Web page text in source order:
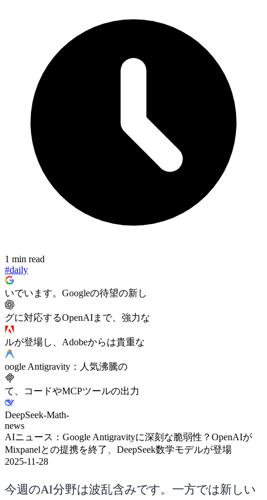
1 min read
#daily
いでいます。Googleの待望の新し
グに対応するOpenAIまで、強力な
ルが登場し、Adobeからは貴重な
oogle Antigravity：人気沸騰の
て、コードやMCPツールの出力
DeepSeek-Math-
news
AIニュース：Google Antigravityに深刻な脆弱性？OpenAIが
Mixpanelとの提携を終了、DeepSeek数学モデルが登場
2025-11-28
今週のAI分野は波乱含みです。一方では新しい